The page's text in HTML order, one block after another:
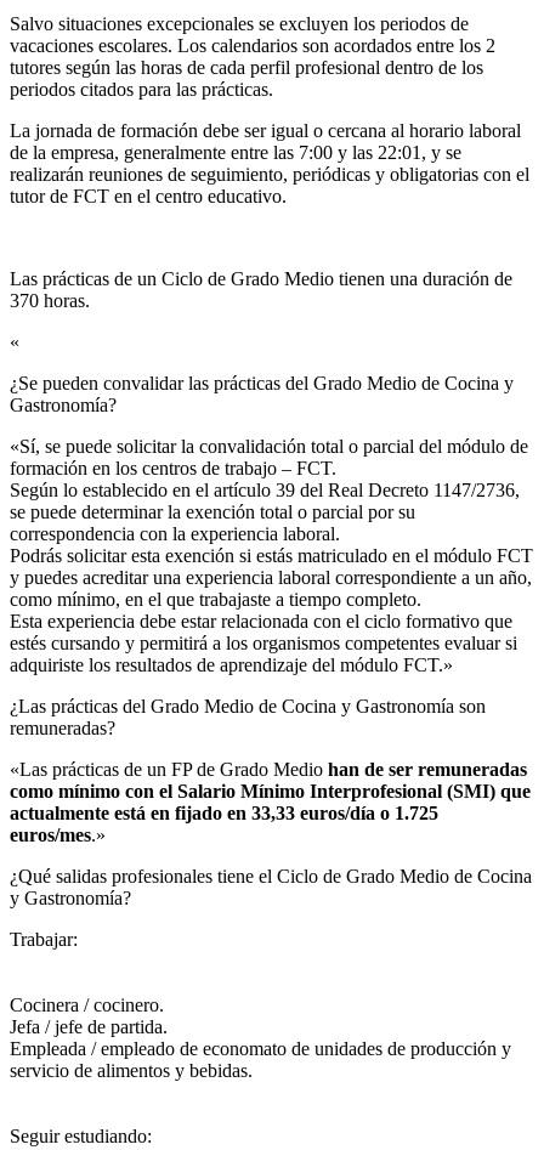
Salvo situaciones excepcionales se excluyen los periodos de
vacaciones escolares. Los calendarios son acordados entre los 2
tutores según las horas de cada perfil profesional dentro de los
periodos citados para las prácticas.
La jornada de formación debe ser igual o cercana al horario laboral
de la empresa, generalmente entre las 7:00 y las 22:01, y se
realizarán reuniones de seguimiento, periódicas y obligatorias con el
tutor de FCT en el centro educativo.
Las prácticas de un Ciclo de Grado Medio tienen una duración de
370 horas.
«
¿Se pueden convalidar las prácticas del Grado Medio de Cocina y
Gastronomía?​
«Sí, se puede solicitar la convalidación total o parcial del módulo de
formación en los centros de trabajo – FCT.
Según lo establecido en el artículo 39 del Real Decreto 1147/2736,
se puede determinar la exención total o parcial por su
correspondencia con la experiencia laboral.
Podrás solicitar esta exención si estás matriculado en el módulo FCT
y puedes acreditar una experiencia laboral correspondiente a un año,
como mínimo, en el que trabajaste a tiempo completo.
Esta experiencia debe estar relacionada con el ciclo formativo que
estés cursando y permitirá a los organismos competentes evaluar si
adquiriste los resultados de aprendizaje del módulo FCT.»
¿Las prácticas del Grado Medio de Cocina y Gastronomía son
remuneradas?​
«Las prácticas de un FP de Grado Medio han de ser remuneradas
como mínimo con el Salario Mínimo Interprofesional (SMI) que
actualmente está en fijado en 33,33 euros/día o 1.725
euros/mes.»
¿Qué salidas profesionales tiene el Ciclo de Grado Medio de Cocina
y Gastronomía?​
Trabajar:
Cocinera / cocinero.
Jefa / jefe de partida.
Empleada / empleado de economato de unidades de producción y
servicio de alimentos y bebidas.
Seguir estudiando: